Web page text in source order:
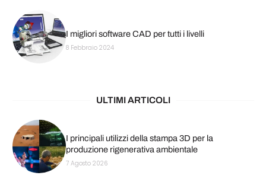
I migliori software CAD per tutti i livelli
8 Febbraio 2024
ULTIMI ARTICOLI
I principali utilizzi della stampa 3D per la
produzione rigenerativa ambientale
7 Agosto 2026